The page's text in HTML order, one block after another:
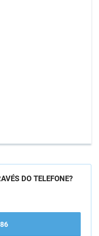
DO TELEFONE?